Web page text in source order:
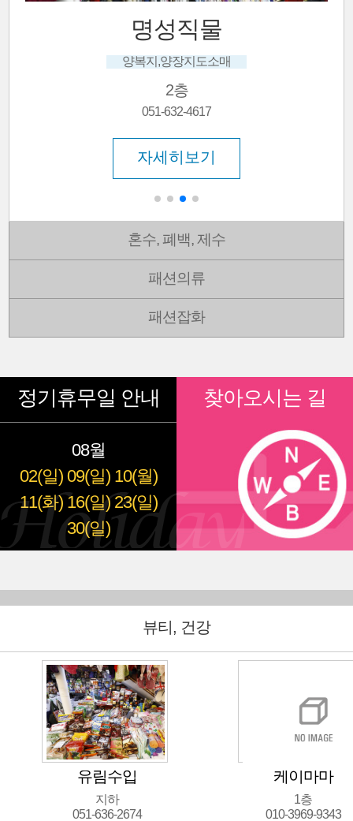
명성직물
양복지,양장지도소매
2층
051-632-4617
자세히보기
혼수, 폐백, 제수
패션의류
패션잡화
정기휴무일 안내
08월
02(일) 09(일) 10(월)
11(화) 16(일) 23(일)
30(일)
찾아오시는 길
뷰티, 건강
유림수입
지하
051-636-2674
케이마마
1층
010-3969-9343